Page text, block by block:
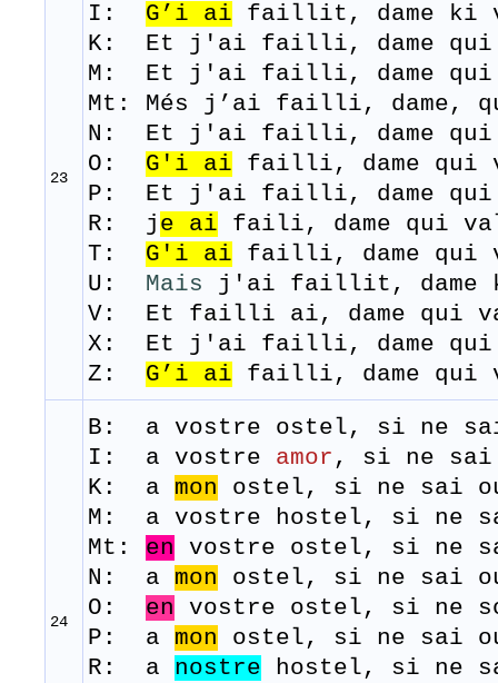
23
I: G’i ai faillit, dame ki
K: Et j'ai failli, dame qui
M: Et j 'ai failli, dame
Mt: Més j’ai failli, dame,
N: Et j'ai failli, dame qui
O: G'i ai failli, dame qui
P: Et j'ai failli, dame qui
R: j e ai faili, dame qui
T: G ' i ai failli,
dame
U: Mais j'ai faillit, dame
V: Et failli ai, dame qui
X: Et j'ai failli, dame qui
Z: G’i ai failli, dame qui
24
B: a vostre ostel, si ne
I: a vostre amor , si ne
K: a mon ostel, si ne sai
M: a vostre hostel, si ne
Mt: en vostre ostel, si ne
N: a mon ostel, si ne sai
O: en vostre ostel, si ne
P: a mon ostel, si ne sai
R: ​ a nostre hostel, si ne